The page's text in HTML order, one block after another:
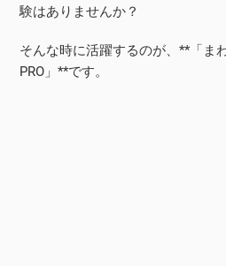
験はありませんか？
そんな時に活躍するのが、**「ま
PRO」**です。